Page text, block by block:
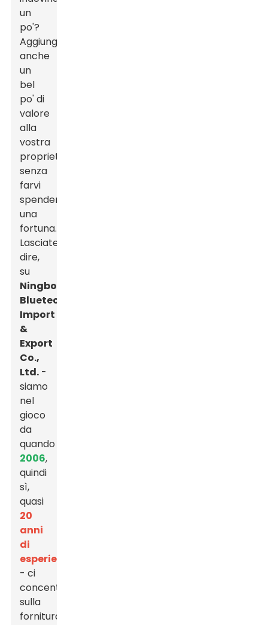
un
po'?
Aggiungono
anche
un
bel
po' di
valore
alla
vostra
proprietà
senza
farvi
spendere
una
fortuna.
Lasciatemelo
dire,
su
Ningbo
Bluetech
Import
&
Export
Co.,
Ltd. -
siamo
nel
gioco
da
quando
2006,
quindi
sì,
quasi
20
anni
di
esperienza
- ci
concentriamo
sulla
fornitura